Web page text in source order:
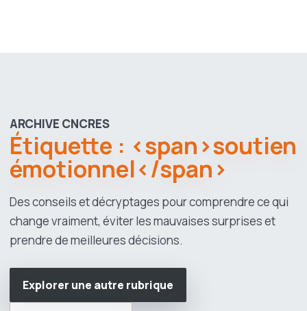
ARCHIVE CNCRES
Étiquette : <span>soutien
émotionnel</span>
Des conseils et décryptages pour comprendre ce qui
change vraiment, éviter les mauvaises surprises et
prendre de meilleures décisions.
Explorer une autre rubrique